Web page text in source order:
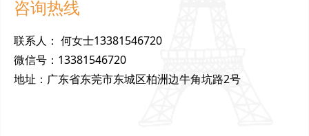
咨询热线
联系人 ： 何女士13381546720
微信号 ： 13381546720
地址 ： 广东省东莞市东城区柏洲边牛角坑路2号